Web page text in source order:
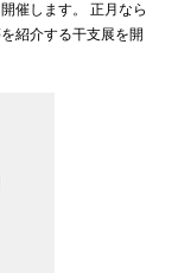
催します。 正月なら
紹介する干支展を開